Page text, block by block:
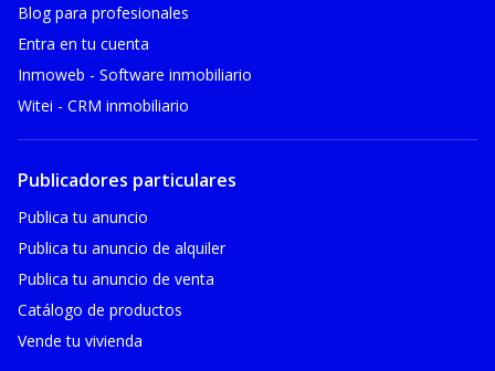
Blog para profesionales
Entra en tu cuenta
Inmoweb - Software inmobiliario
Witei - CRM inmobiliario
Publicadores particulares
Publica tu anuncio
Publica tu anuncio de alquiler
Publica tu anuncio de venta
Catálogo de productos
Vende tu vivienda